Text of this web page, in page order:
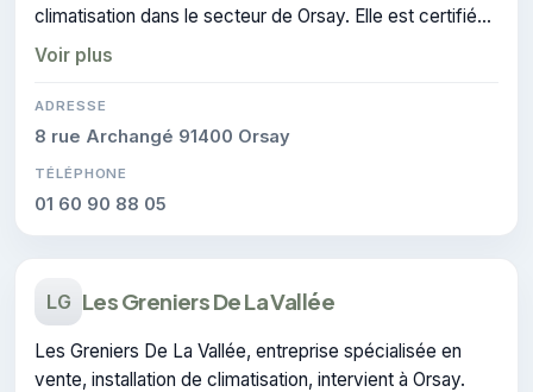
climatisation dans le secteur de Orsay. Elle est certifiée
CERTIFIE, gage de conformité sur les interventions
réalisées.
Voir plus
ADRESSE
8 rue Archangé 91400 Orsay
TÉLÉPHONE
01 60 90 88 05
LG Les Greniers De La Vallée
Les Greniers De La Vallée, entreprise spécialisée en
vente, installation de climatisation, intervient à Orsay.